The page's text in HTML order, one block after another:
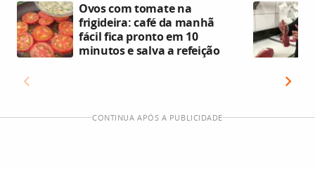
Ovos com tomate na
frigideira: café da manhã
fácil fica pronto em 10
minutos e salva a refeição
CONTINUA APÓS A PUBLICIDADE